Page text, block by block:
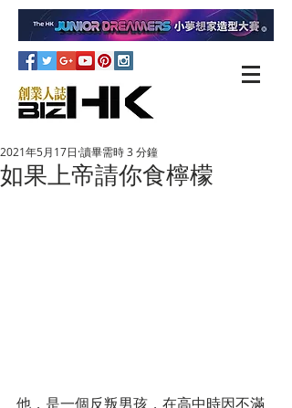
如果上帝請你食檸檬
2021年5月17日 讀畢需時 3 分鐘
他，是一個反叛男孩，在高中時因不滿